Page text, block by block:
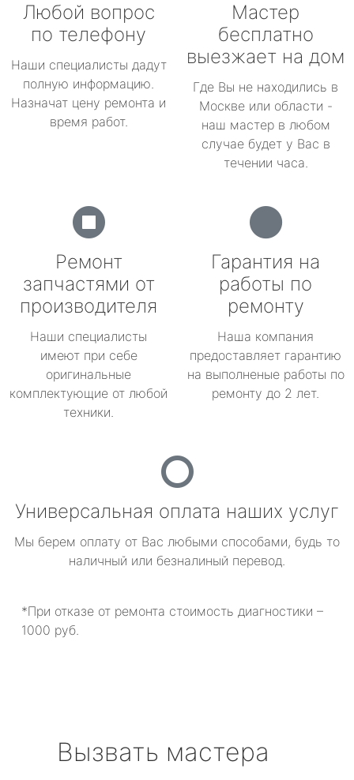
Любой вопрос
по телефону
Наши специалисты дадут
полную информацию.
Назначат цену ремонта и
время работ.
Мастер
бесплатно
выезжает на дом
Где Вы не находились в
Москве или области -
наш мастер в любом
случае будет у Вас в
течении часа.
Ремонт
запчастями от
производителя
Наши специалисты
имеют при себе
оригинальные
комплектующие от любой
техники.
Гарантия на
работы по
ремонту
Наша компания
предоставляет гарантию
на выполненые работы по
ремонту до 2 лет.
Универсальная оплата наших услуг
Мы берем оплату от Вас любыми способами, будь то
наличный или безналиный перевод.
*При отказе от ремонта стоимость диагностики –
1000 руб.
Вызвать мастера